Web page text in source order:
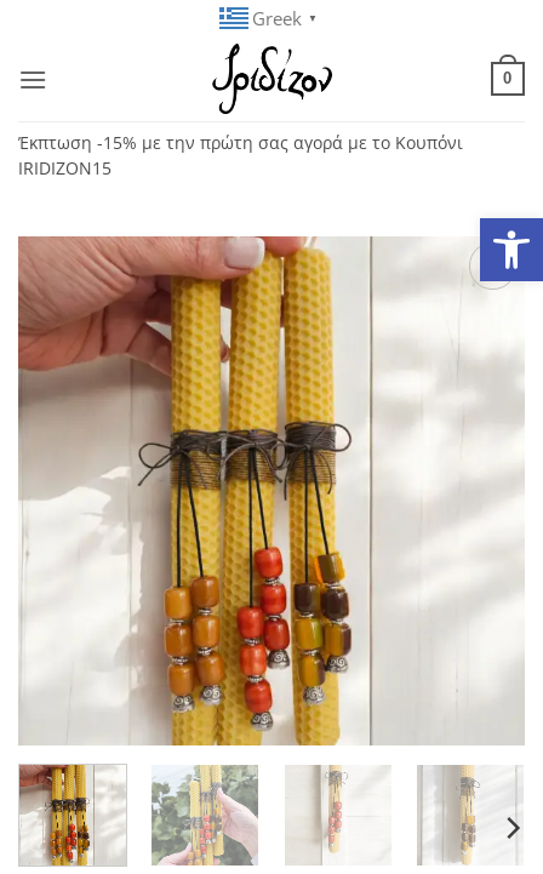
περιεχόμενο
Greek ▼
0
Έκπτωση -15% με την πρώτη σας αγορά με το Κουπόνι
IRIDIZON15